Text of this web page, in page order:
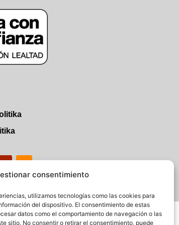
consentimiento
utilizamos tecnologías como las cookies para
del dispositivo. El consentimiento de estas
datos como el comportamiento de navegación o las
sitio. No consentir o retirar el consentimiento, puede